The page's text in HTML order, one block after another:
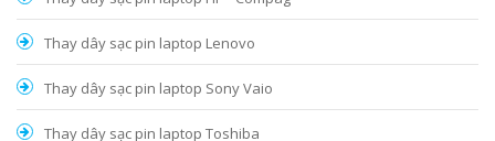
Thay dây sạc pin laptop Lenovo
Thay dây sạc pin laptop Sony Vaio
Thay dây sạc pin laptop Toshiba